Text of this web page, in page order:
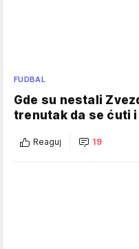
FUDBAL
Gde su nestali
trenutak da se ćuti
Reaguj 19